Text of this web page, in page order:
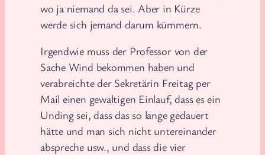
wo ja niemand da sei. Aber in Kürze
werde sich jemand darum kümmern.
Irgendwie muss der Professor von der
Sache Wind bekommen haben und
verabreichte der Sekretärin Freitag per
Mail einen gewaltigen Einlauf, dass es ein
Unding sei, dass das so lange gedauert
hätte und man sich nicht untereinander
abspreche usw., und dass die vier